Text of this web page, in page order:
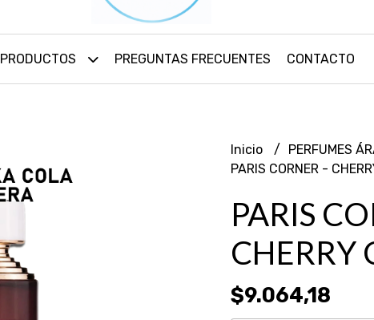
PRODUCTOS PREGUNTAS FRECUENTES CONTACTO
Inicio PERFUMES
PARIS CORNER -
PARIS
CHERRY
$9.064,18